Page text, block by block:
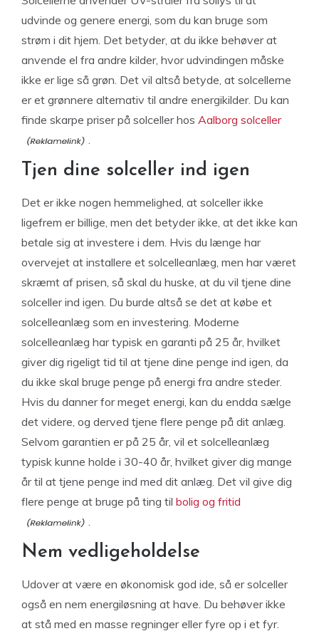
udvinde og genere energi, som du kan bruge som
strøm i dit hjem. Det betyder, at du ikke behøver at
anvende el fra andre kilder, hvor udvindingen måske
ikke er lige så grøn. Det vil altså betyde, at solcellerne
er et grønnere alternativ til andre energikilder. Du kan
finde skarpe priser på solceller hos Aalborg solceller
.
Tjen dine solceller ind igen
Det er ikke nogen hemmelighed, at solceller ikke
ligefrem er billige, men det betyder ikke, at det ikke kan
betale sig at investere i dem. Hvis du længe har
overvejet at installere et solcelleanlæg, men har været
skræmt af prisen, så skal du huske, at du vil tjene dine
solceller ind igen. Du burde altså se det at købe et
solcelleanlæg som en investering. Moderne
solcelleanlæg har typisk en garanti på 25 år, hvilket
giver dig rigeligt tid til at tjene dine penge ind igen, da
du ikke skal bruge penge på energi fra andre steder.
Hvis du danner for meget energi, kan du endda sælge
det videre, og derved tjene flere penge på dit anlæg.
Selvom garantien er på 25 år, vil et solcelleanlæg
typisk kunne holde i 30-40 år, hvilket giver dig mange
år til at tjene penge ind med dit anlæg. Det vil give dig
flere penge at bruge på ting til bolig og fritid
.
Nem vedligeholdelse
Udover at være en økonomisk god ide, så er solceller
også en nem energiløsning at have. Du behøver ikke
at stå med en masse regninger eller fyre op i et fyr.